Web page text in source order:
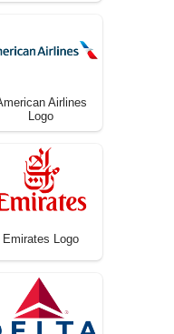
Airlines
Logo
Emirates Logo